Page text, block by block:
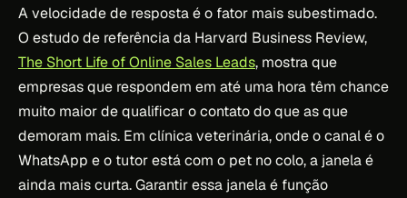
A velocidade de resposta é o fator mais subestimado.
O estudo de referência da Harvard Business Review,
The Short Life of Online Sales Leads, mostra que
empresas que respondem em até uma hora têm chance
muito maior de qualificar o contato do que as que
demoram mais. Em clínica veterinária, onde o canal é o
WhatsApp e o tutor está com o pet no colo, a janela é
ainda mais curta. Garantir essa janela é função